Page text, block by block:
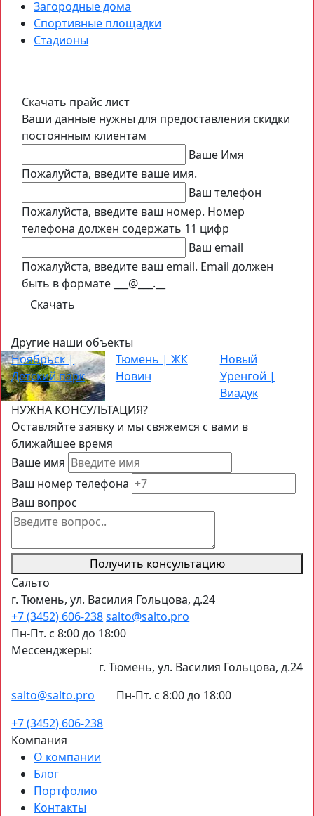
Загородные дома
Спортивные площадки
Стадионы
Скачать прайс лист
Ваши данные нужны для предоставления скидки
постоянным клиентам
Ваше Имя
Пожалуйста, введите ваше имя.
Ваш телефон
Пожалуйста, введите ваш номер. Номер
телефона должен содержать 11 цифр
Ваш email
Пожалуйста, введите ваш email. Email должен
быть в формате ___@___.__
Другие наши объекты
Ноябрьск |
Детский парк
Тюмень | ЖК
Новин
Новый
Уренгой |
Виадук
НУЖНА КОНСУЛЬТАЦИЯ?
Оставляйте заявку и мы свяжемся с вами в
ближайшее время
Ваше имя
Ваш номер телефона
Ваш вопрос
Получить консультацию
Сальто
г. Тюмень, ул. Василия Гольцова, д.24
+7 (3452) 606-238salto@salto.pro
Пн-Пт. с 8:00 до 18:00
Мессенджеры:
г. Тюмень, ул. Василия Гольцова, д.24
salto@salto.pro
Пн-Пт. с 8:00 до 18:00
+7 (3452) 606-238
Компания
О компании
Блог
Портфолио
Контакты